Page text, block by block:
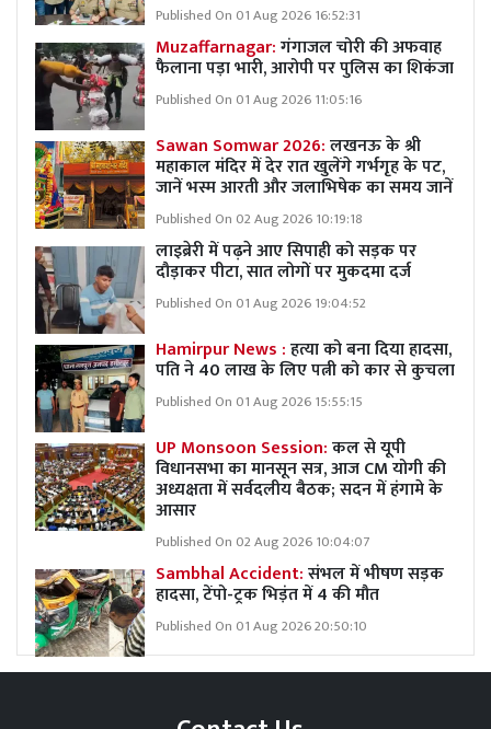
Published On 01 Aug 2026 16:52:31
Muzaffarnagar:गंगाजल चोरी की अफवाह
फैलाना पड़ा भारी, आरोपी पर पुलिस का शिकंजा
Published On 01 Aug 2026 11:05:16
Sawan Somwar 2026:लखनऊ के श्री
महाकाल मंदिर में देर रात खुलेंगे गर्भगृह के पट,
जानें भस्म आरती और जलाभिषेक का समय जानें
Published On 02 Aug 2026 10:19:18
लाइब्रेरी में पढ़ने आए सिपाही को सड़क पर
दौड़ाकर पीटा, सात लोगों पर मुकदमा दर्ज
Published On 01 Aug 2026 19:04:52
Hamirpur News :हत्या को बना दिया हादसा,
पति ने 40 लाख के लिए पत्नी को कार से कुचला
Published On 01 Aug 2026 15:55:15
UP Monsoon Session:कल से यूपी
विधानसभा का मानसून सत्र, आज CM योगी की
अध्यक्षता में सर्वदलीय बैठक; सदन में हंगामे के
आसार
Published On 02 Aug 2026 10:04:07
Sambhal Accident:संभल में भीषण सड़क
हादसा, टेंपो-ट्रक भिड़ंत में 4 की मौत
Published On 01 Aug 2026 20:50:10